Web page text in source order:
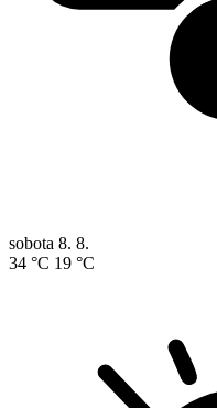
sobota 8. 8.
34 °C 19 °C